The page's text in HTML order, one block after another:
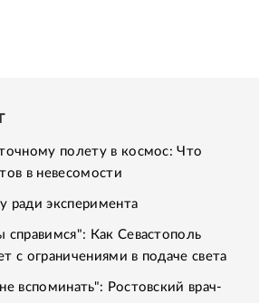
полету в космос: Что
в невесомости
ради эксперимента
Как Севастополь
с ограничениями в подаче света
вспоминать": Ростовский врач-